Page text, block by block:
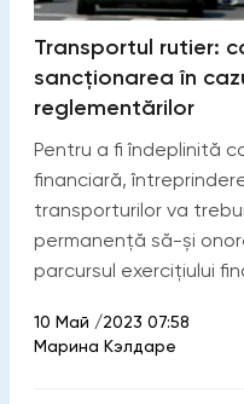
Transportul rutier:
sancționarea în
reglementărilor
Pentru a fi îndeplinită
financiară,
transporturilor va
permanență să-și
parcursul exercițiului
10 Май /2023 07:58
Марина Кэлдаре